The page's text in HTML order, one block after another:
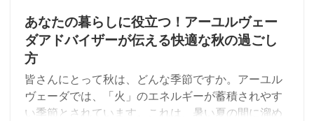
あなたの暮らしに役立つ！アーユルヴェー
ダアドバイザーが伝える快適な秋の過ごし
方
皆さんにとって秋は、どんな季節ですか。アーユル
ヴェーダでは、「火」のエネルギーが蓄積されやす
い季節とされています。これは、暑い夏の間に溜め